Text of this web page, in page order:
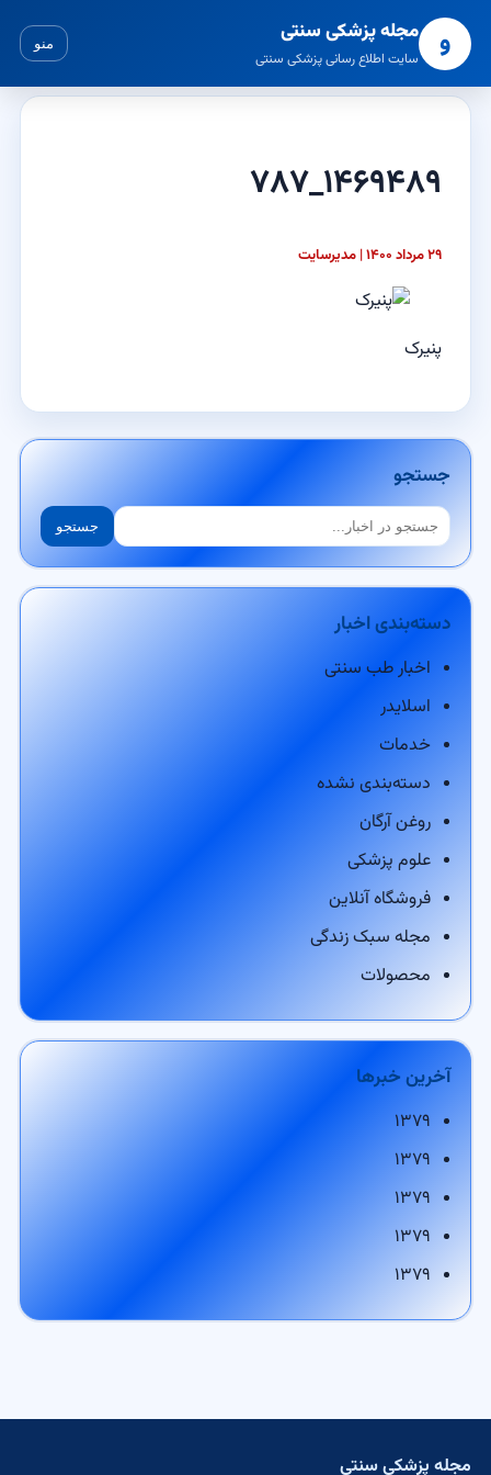
و مجله پزشکی سنتی
سایت اطلاع رسانی پزشکی سنتی
منو
۱۴۶۹۴۸۹_۷۸۷
۲۹ مرداد ۱۴۰۰ | مدیرسایت
پنیرک
جستجو
جستجو جستجو
دسته‌بندی اخبار
اخبار طب سنتی
اسلایدر
خدمات
دسته‌بندی نشده
روغن آرگان
علوم پزشکی
فروشگاه آنلاین
مجله سبک زندگی
محصولات
آخرین خبرها
۱۳۷۹
۱۳۷۹
۱۳۷۹
۱۳۷۹
۱۳۷۹
مجله پزشکی سنتی